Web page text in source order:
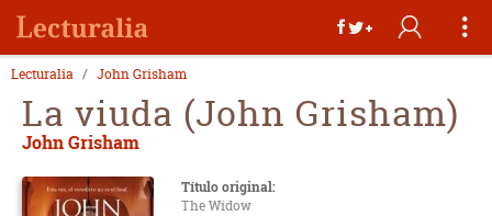
Lecturalia John Grisham
La viuda (John Grisham)
John Grisham
Título original:
The Widow